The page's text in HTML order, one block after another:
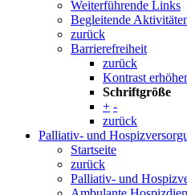
Weiterführende Links
Begleitende
zurück
Barrierefreiheit
zurück
Kontrast
Schriftgröße
+ -
zurück
Palliativ- und
Startseite
zurück
Palliativ- und